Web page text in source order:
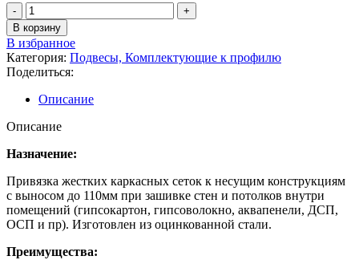
Количество
товара
Подвес
прямой
60х27
ЭКОНОМ
В корзину
В избранное
Категория: Подвесы, Комплектующие к профилю
Поделиться:
Описание
Описание
Назначение:
Привязка жестких каркасных сеток к несущим конструкциям
с выносом до 110мм при зашивке стен и потолков внутри
помещений (гипсокартон, гипсоволокно, аквапенели, ДСП,
ОСП и пр). Изготовлен из оцинкованной стали.
Преимущества: